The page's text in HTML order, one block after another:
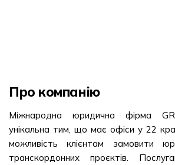
Про компанію
Міжнародна юридична фірма
унікальна тим, що має офіси у 22
можливість клієнтам замовити
транскордонних проєктів.